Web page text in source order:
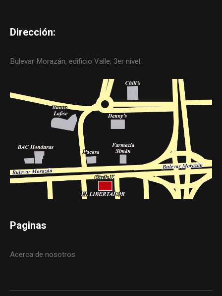
Dirección:
Bulevar Morazán, edificio Valle, 3er nivel.
Paginas
Acerca de nosotros